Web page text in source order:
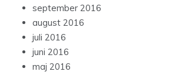
september 2016
august 2016
juli 2016
juni 2016
maj 2016